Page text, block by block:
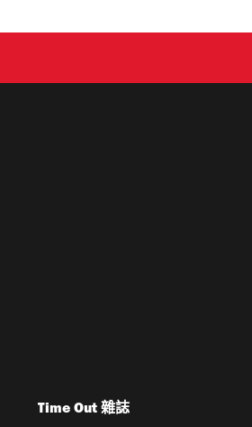
Time Out 雜誌